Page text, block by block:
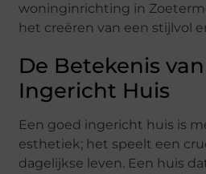
woninginrichting in
het creëren van een stijlvol
De Betekenis
Ingericht Huis
Een goed ingericht huis is
esthetiek; het speelt een
dagelijkse leven. Een huis